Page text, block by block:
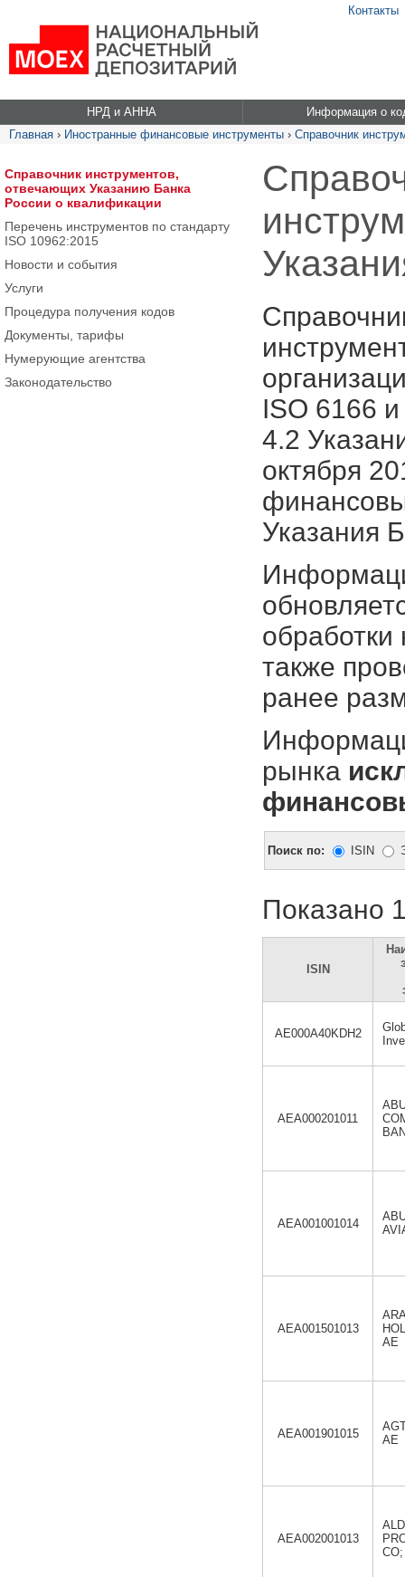
Контакты
НРД и АННА
Информация о
Главная › Иностранные финансовые инструменты › Справочник
Справочник инструментов,
отвечающих Указанию Банка
России о квалификации
Перечень инструментов по стандарту
ISO 10962:2015
Новости и события
Услуги
Процедура получения кодов
Документы, тарифы
Нумерующие агентства
Законодательство
ISO 6166
4.2
октября
Указания
также
ранее
рынка
Поиск по: ISIN
Показано
ISIN
AE000A40KDH2
AEA000201011
AEA001001014
AEA001501013
AE
AEA001901015
AE
AEA002001013